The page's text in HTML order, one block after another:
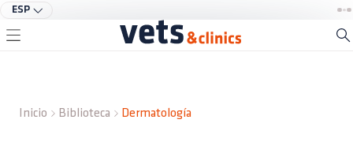
ESP
Inicio Biblioteca Dermatología